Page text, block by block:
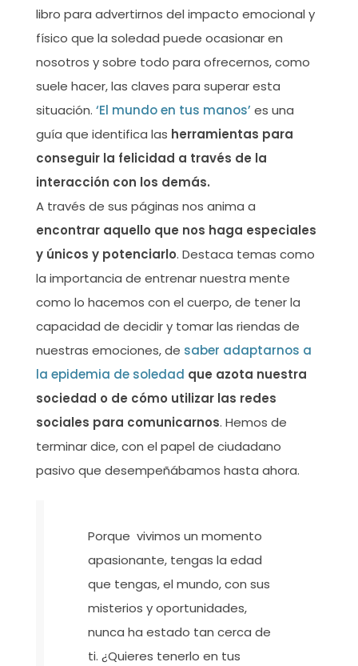
libro para advertirnos del impacto emocional y
físico que la soledad puede ocasionar en
nosotros y sobre todo para ofrecernos, como
suele hacer, las claves para superar esta
situación. ‘El mundo en tus manos’ es una
guía que identifica las herramientas para
conseguir la felicidad a través de la
interacción con los demás.
A través de sus páginas nos anima a
encontrar aquello que nos haga especiales
y únicos y potenciarlo. Destaca temas como
la importancia de entrenar nuestra mente
como lo hacemos con el cuerpo, de tener la
capacidad de decidir y tomar las riendas de
nuestras emociones, de saber adaptarnos a
la epidemia de soledad que azota nuestra
sociedad o de cómo utilizar las redes
sociales para comunicarnos. Hemos de
terminar dice, con el papel de ciudadano
pasivo que desempeñábamos hasta ahora.
Porque vivimos un momento
apasionante, tengas la edad
que tengas, el mundo, con sus
misterios y oportunidades,
nunca ha estado tan cerca de
ti. ¿Quieres tenerlo en tus